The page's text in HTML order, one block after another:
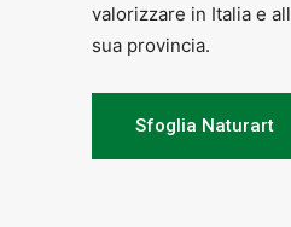
valorizzare in Italia e
sua provincia.
Sfoglia Naturart